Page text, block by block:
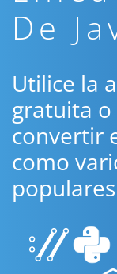
De
Utilice la
gratuita o
convertir
como